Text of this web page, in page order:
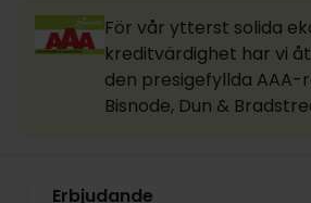
För vår ytterst solida
kreditvärdighet har vi
den presigefyllda AAA-
Bisnode, Dun &
Erbjudande